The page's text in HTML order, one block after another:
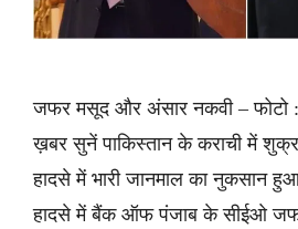
जफर मसूद और अंसार नकवी – फोटो
ख़बर सुनें पाकिस्तान के कराची में
हादसे में भारी जानमाल का नुकसान
हादसे में बैंक ऑफ पंजाब के सीईओ